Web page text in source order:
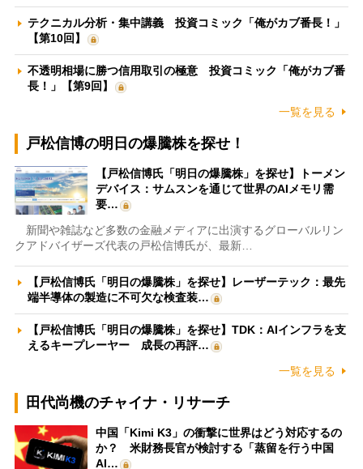
テクニカル分析・集中講義 投資コミック「俺がカブ番長！」
【第10回】
不透明相場に勝つ信用取引の極意 投資コミック「俺がカブ番
長！」【第9回】
一覧を見る
戸松信博の明日の爆騰株を探せ！
【戸松信博氏「明日の爆騰株」を探せ】トーメン
デバイス：サムスンを通じて世界のAIメモリ需
要…
新聞や雑誌など多数の金融メディアに出演するグローバルリン
クアドバイザーズ代表の戸松信博氏が、最新…
【戸松信博氏「明日の爆騰株」を探せ】レーザーテック：最先
端半導体の製造に不可欠な検査装…
【戸松信博氏「明日の爆騰株」を探せ】TDK：AIインフラを支
えるキープレーヤー 成長の再評…
一覧を見る
田代尚機のチャイナ・リサーチ
中国「Kimi K3」の衝撃に世界はどう対応するの
か？ 米財務長官が検討する「蒸留を行う中国
AI…